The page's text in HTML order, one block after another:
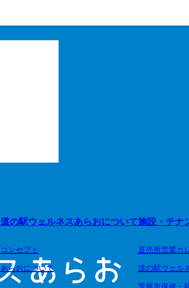
道の駅ウェルネスあらおについて
コンセプト
あらおについて
施設・テナ
直売所営業カ
道の駅ウェル
荒尾市保健・